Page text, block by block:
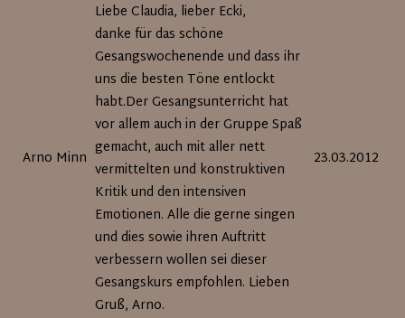
Arno Minn
Liebe Claudia, lieber Ecki,
danke für das schöne
Gesangswochenende und dass ihr
uns die besten Töne entlockt
habt.Der Gesangsunterricht hat
vor allem auch in der Gruppe Spaß
gemacht, auch mit aller nett
vermittelten und konstruktiven
Kritik und den intensiven
Emotionen. Alle die gerne singen
und dies sowie ihren Auftritt
verbessern wollen sei dieser
Gesangskurs empfohlen. Lieben
Gruß, Arno.
23.03.2012